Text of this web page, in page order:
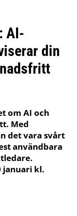
AI-
din
om AI och
Med
det vara svårt
användbara
januari kl.